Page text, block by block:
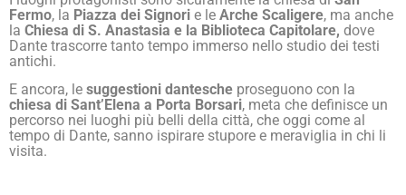
Fermo, la Piazza dei Signori e le Arche Scaligere, ma anche
la Chiesa di S. Anastasia e la Biblioteca Capitolare, dove
Dante trascorre tanto tempo immerso nello studio dei testi
antichi.
E ancora, le suggestioni dantesche proseguono con la
chiesa di Sant’Elena a Porta Borsari, meta che definisce un
percorso nei luoghi più belli della città, che oggi come al
tempo di Dante, sanno ispirare stupore e meraviglia in chi li
visita.